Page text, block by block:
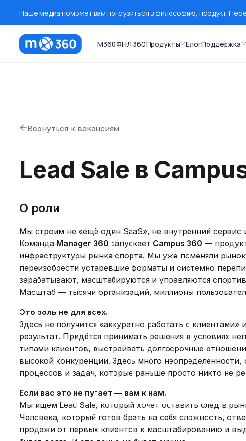
Наше медиа поможет вам погрузиться в философию, продукт.
M360ФНЛ 360Продукты БлогПоддержка
Вернуться к вакансиям
Lead Sale в
О роли
Мы строим не «ещё один SaaS», не внутренний сервис
Команда Manager 360 запускает Campus 360 —
инфраструктуры рынка спорта. Мы уже поменяли
переизобрести устаревшие форматы и системно
зарабатывают, масштабируются и управляются
Масштаб — тысячи организаций, миллионы
Это роль не для всех.
Здесь не получится «аккуратно работать с клиентами»
результат. Придётся принимать решения в условиях
типами клиентов, выстраивать долгосрочные
высокой конкуренции. Здесь много
процессов и задач, которые раньше просто никто не
Если вас это не пугает — вам к нам.
Мы ищем Lead Sale, который хочет оставить след в
Человека, который готов брать на себя сложность,
продажи от первых клиентов к масштабированию и